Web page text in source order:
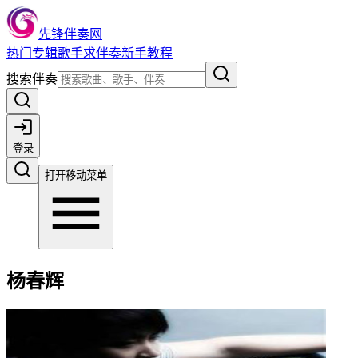
先锋伴奏网
热门 专辑歌手求伴奏新手教程
搜索伴奏
登录
打开移动菜单
杨春辉